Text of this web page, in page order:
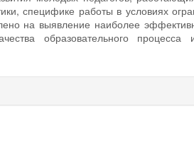
специфике работы в условиях
на выявление наиболее
образовательного